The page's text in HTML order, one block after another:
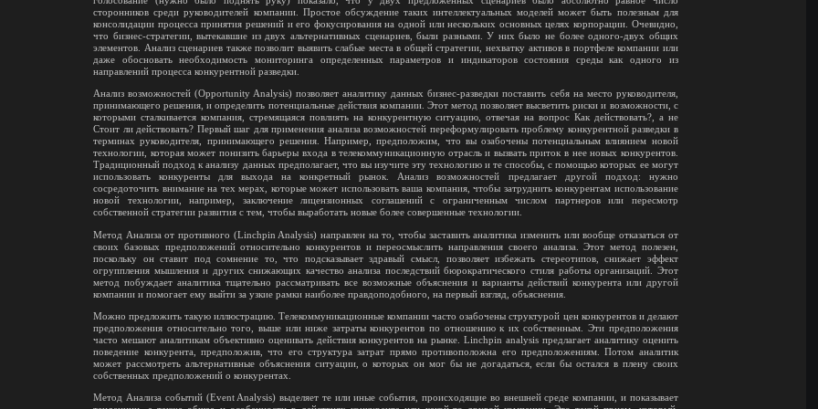
сторонников среди руководителей компании. Простое обсуждение таких интеллектуальных моделей может быть полезным для
консолидации процесса принятия решений и его фокусирования на одной или нескольких основных целях корпорации. Очевидно,
что бизнес-стратегии, вытекавшие из двух альтернативных сценариев, были разными. У них было не более одного-двух общих
элементов. Анализ сценариев также позволит выявить слабые места в общей стратегии, нехватку активов в портфеле компании или
даже обосновать необходимость мониторинга определенных параметров и индикаторов состояния среды как одного из
направлений процесса конкурентной разведки.
Анализ возможностей (Opportunity Analysis) позволяет аналитику данных бизнес-разведки поставить себя на место руководителя,
принимающего решения, и определить потенциальные действия компании. Этот метод позволяет высветить риски и возможности, с
которыми сталкивается компания, стремящаяся повлиять на конкурентную ситуацию, отвечая на вопрос Как действовать?, а не
Стоит ли действовать? Первый шаг для применения анализа возможностей переформулировать проблему конкурентной разведки в
терминах руководителя, принимающего решения. Например, предположим, что вы озабочены потенциальным влиянием новой
технологии, которая может понизить барьеры входа в телекоммуникационную отрасль и вызвать приток в нее новых конкурентов.
Традиционный подход к анализу данных предполагает, что вы изучите эту технологию и те способы, с помощью которых ее могут
использовать конкуренты для выхода на конкретный рынок. Анализ возможностей предлагает другой подход: нужно
сосредоточить внимание на тех мерах, которые может использовать ваша компания, чтобы затруднить конкурентам использование
новой технологии, например, заключение лицензионных соглашений с ограниченным числом партнеров или пересмотр
собственной стратегии развития с тем, чтобы выработать новые более совершенные технологии.
Метод Анализа от противного (Linchpin Analysis) направлен на то, чтобы заставить аналитика изменить или вообще отказаться от
своих базовых предположений относительно конкурентов и переосмыслить направления своего анализа. Этот метод полезен,
поскольку он ставит под сомнение то, что подсказывает здравый смысл, позволяет избежать стереотипов, снижает эффект
огруппления мышления и других снижающих качество анализа последствий бюрократического стиля работы организаций. Этот
метод побуждает аналитика тщательно рассматривать все возможные объяснения и варианты действий конкурента или другой
компании и помогает ему выйти за узкие рамки наиболее правдоподобного, на первый взгляд, объяснения.
Можно предложить такую иллюстрацию. Телекоммуникационные компании часто озабочены структурой цен конкурентов и делают
предположения относительно того, выше или ниже затраты конкурентов по отношению к их собственным. Эти предположения
часто мешают аналитикам объективно оценивать действия конкурентов на рынке. Linchpin analysis предлагает аналитику оценить
поведение конкурента, предположив, что его структура затрат прямо противоположна его предположениям. Потом аналитик
может рассмотреть альтернативные объяснения ситуации, о которых он мог бы не догадаться, если бы остался в плену своих
собственных предположений о конкурентах.
Метод Анализа событий (Event Analysis) выделяет те или иные события, происходящие во внешней среде компании, и показывает